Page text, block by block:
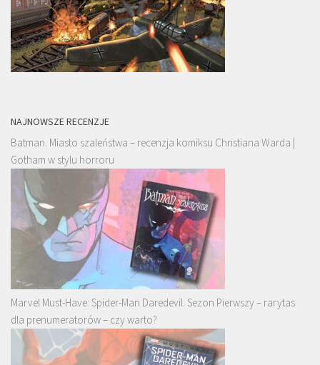
NAJNOWSZE RECENZJE
Batman. Miasto szaleństwa – recenzja komiksu Christiana Warda |
Gotham w stylu horroru
Marvel Must-Have: Spider-Man Daredevil. Sezon Pierwszy – rarytas
dla prenumeratorów – czy warto?